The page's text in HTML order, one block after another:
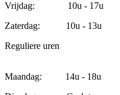
Vrijdag: 10u - 17u
Zaterdag: 10u - 13u
Reguliere uren
Maandag: 14u - 18u